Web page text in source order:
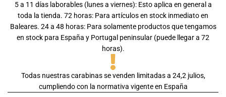
5 a 11 días laborables (lunes a viernes): Esto aplica en general a
toda la tienda. 72 horas: Para artículos en stock inmediato en
Baleares. 24 a 48 horas: Para solamente productos que tengamos
en stock para España y Portugal peninsular (puede llegar a 72
horas).
Todas nuestras carabinas se venden limitadas a 24,2 julios,
cumpliendo con la normativa vigente en España